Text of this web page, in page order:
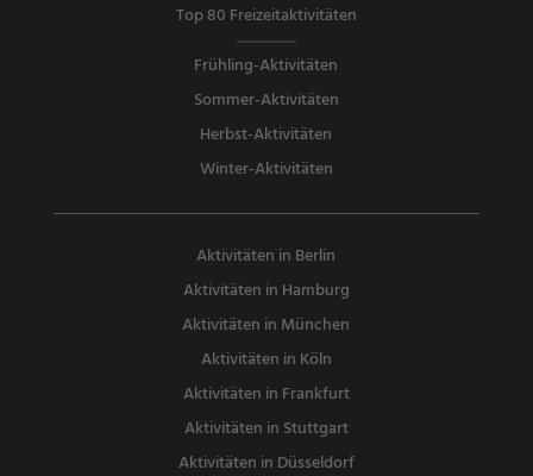
Top 80 Freizeitaktivitäten
Frühling-Aktivitäten
Sommer-Aktivitäten
Herbst-Aktivitäten
Winter-Aktivitäten
Aktivitäten in Berlin
Aktivitäten in Hamburg
Aktivitäten in München
Aktivitäten in Köln
Aktivitäten in Frankfurt
Aktivitäten in Stuttgart
Aktivitäten in Düsseldorf